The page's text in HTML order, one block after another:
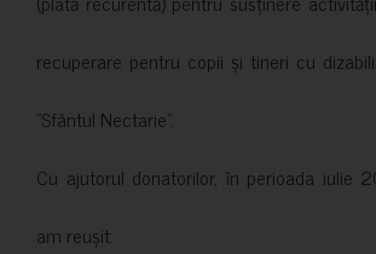
recuperare pentru copii și tineri cu
”Sfântul Nectarie”.
Cu ajutorul donatorilor, în perioada iulie
am reușit: